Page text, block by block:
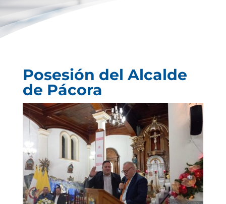
Posesión del Alcalde
de Pácora